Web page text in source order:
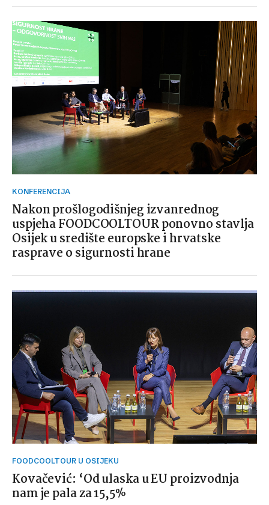
KONFERENCIJA
Nakon prošlogodišnjeg izvanrednog
uspjeha FOODCOOLTOUR ponovno stavlja
Osijek u središte europske i hrvatske
rasprave o sigurnosti hrane
FOODCOOLTOUR U OSIJEKU
Kovačević: ‘Od ulaska u EU proizvodnja
nam je pala za 15,5%